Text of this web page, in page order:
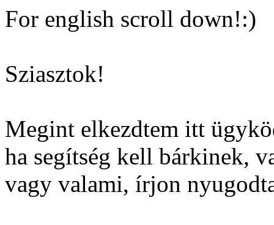
For english scroll down!:)
Sziasztok!
Megint elkezdtem itt
ha segítség kell bárkinek,
vagy valami, írjon